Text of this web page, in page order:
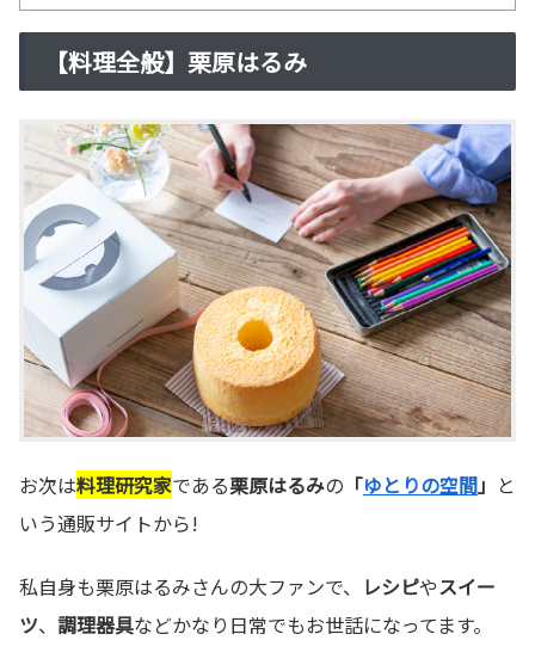
【料理全般】栗原はるみ
お次は料理研究家である栗原はるみの 「ゆとりの空間」 と
いう通販サイトから!
私自身も栗原はるみさんの大ファンで、 レシピやスイー
ツ、 調理器具などかなり日常でもお世話になってます。